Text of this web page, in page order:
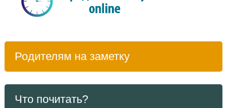
Родителям на заметку
Что почитать?